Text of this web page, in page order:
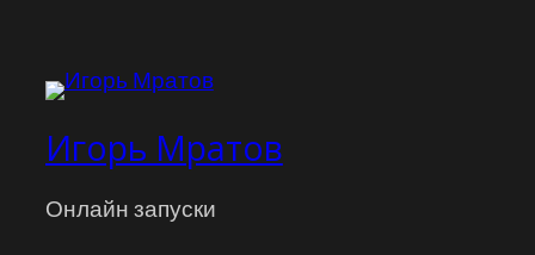
Игорь Мратов
Онлайн запуски